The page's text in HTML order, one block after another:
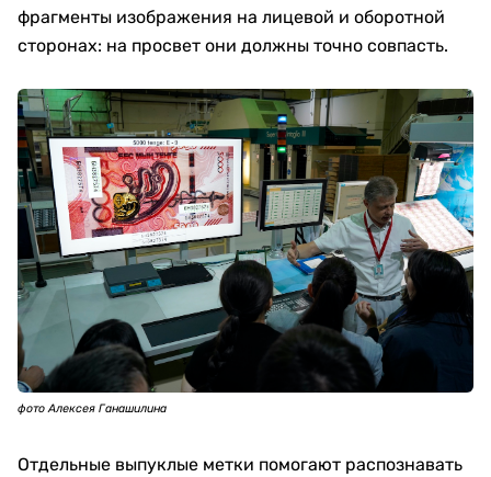
фрагменты изображения на лицевой и оборотной
сторонах: на просвет они должны точно совпасть.
фото Алексея Ганашилина
Отдельные выпуклые метки помогают распознавать